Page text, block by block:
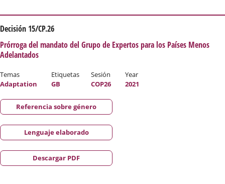
Decisión 15/CP.26
Prórroga del mandato del Grupo de Expertos para los Países Menos
Adelantados
Temas
Adaptation
Etiquetas
GB
Sesión
COP26
Year
2021
Referencia sobre género
Lenguaje elaborado
Descargar PDF